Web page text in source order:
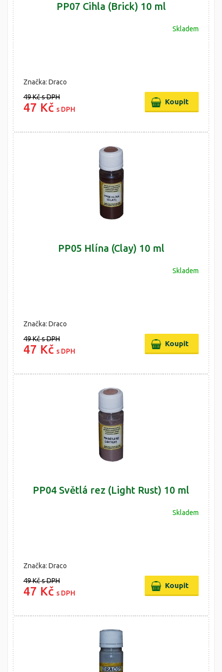
PP07 Cihla (Brick) 10 ml
Skladem
Značka: Draco
49 Kčs DPH
47 Kč s DPH
PP05 Hlína (Clay) 10 ml
Skladem
Značka: Draco
49 Kčs DPH
47 Kč s DPH
PP04 Světlá rez (Light Rust) 10 ml
Skladem
Značka: Draco
49 Kčs DPH
47 Kč s DPH